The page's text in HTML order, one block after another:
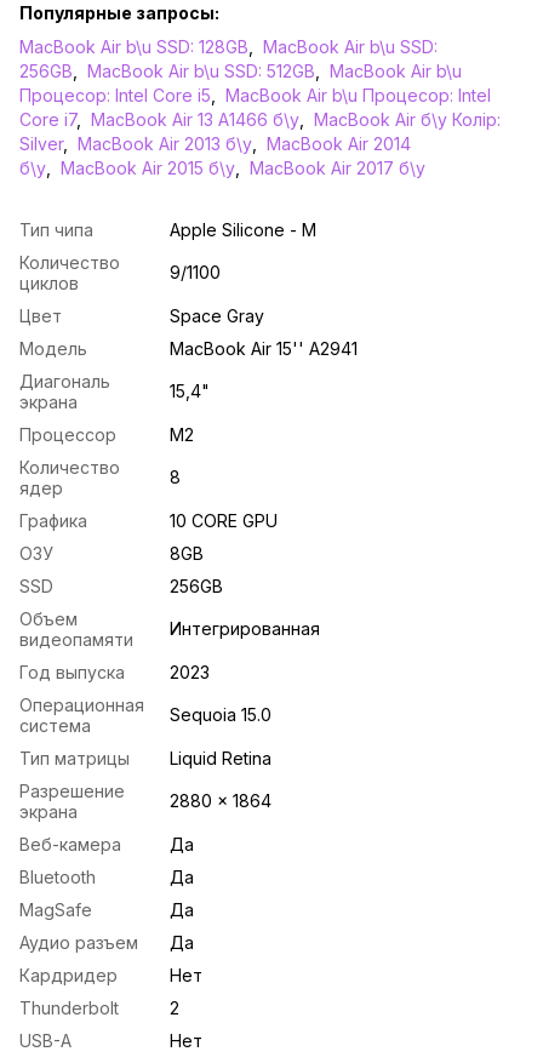
Популярные запросы:
MacBook Air b\u SSD: 128GB
MacBook Air b\u SSD:
256GB
MacBook Air b\u SSD: 512GB
MacBook Air b\u
Процесор: Intel Core i5
MacBook Air b\u Процесор: Intel
Core i7, MacBook Air 13 A1466 б\у
MacBook Air б\у Колір:
Silver, MacBook Air 2013 б\у
MacBook Air 2014
б\у
MacBook Air 2015 б\у MacBook Air 2017 б\у
Тип чипа
Apple Silicone - M
Количество
циклов
9/1100
Цвет
Space Gray
Модель
MacBook Air 15'' А2941
Диагональ
экрана
15,4"
Процессор
M2
Количество
ядер
8
Графика
10 CORE GPU
ОЗУ
8GB
SSD
256GB
Объем
видеопамяти
Интегрированная
Год выпуска
2023
Операционная
система
Sequoia 15.0
Тип матрицы
Liquid Retina
Разрешение
экрана
2880 x 1864
Веб-камера
Да
Bluetooth
Да
MagSafe
Да
Аудио разъем
Да
Кардридер
Нет
Thunderbolt
2
USB-A
Нет